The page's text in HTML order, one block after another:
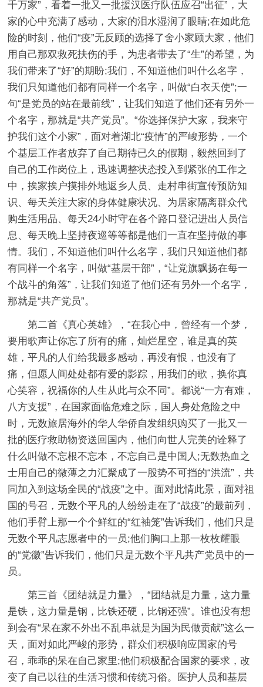
千万家”，看着一批又一批援汉医疗队伍应召“出征”，大
家的心中充满了感动，大家的泪水湿润了眼睛;在如此危
险的时刻，他们“疫”无反顾的选择了舍小家顾大家，他们
用自己那双救死扶伤的手，为患者带去了“生”的希望，为
我们带来了“好”的期盼;我们，不知道他们叫什么名字，
我们只知道他们都有同样一个名字，叫做“白衣天使”;一
句“是党员的站在最前线”，让我们知道了他们还有另外一
个名字，那就是“共产党员”。“你选择保护大家，我来守
护我们这个小家”，面对着湖北“疫情”的严峻形势，一个
个基层工作者放弃了自己期待已久的假期，毅然回到了
自己的工作岗位上，迅速调整状态投入到紧张的工作之
中，挨家挨户摸排外地返乡人员、走村串街宣传预防知
识、每天关注大家的身体健康状况、为居家隔离群众代
购生活用品、每天24小时守在各个路口登记进出人员信
息、每天晚上坚持夜巡等等都是他们一直在坚持做的事
情。我们，不知道他们叫什么名字，我们只知道他们都
有同样一个名字，叫做“基层干部”，“让党旗飘扬在每一
个战斗的角落”，让我们知道了他们还有另外一个名字，
那就是“共产党员”。
第二首《真心英雄》，“在我心中，曾经有一个梦，
要用歌声让你忘了所有的痛，灿烂星空，谁是真的英
雄，平凡的人们给我最多感动，再没有恨，也没有了
痛，但愿人间处处都有爱的影踪，用我们的歌，换你真
心笑容，祝福你的人生从此与众不同”。都说“一方有难，
八方支援”，在国家面临危难之际，国人身处危险之中
时，无数旅居海外的华人华侨自发组织购买了一批又一
批的医疗救助物资送回国内，他们向世人完美的诠释了
什么叫做不忘根不忘本，不忘自己是中国人;无数热血之
士用自己的微薄之力汇聚成了一股势不可挡的“洪流”，共
同加入到这场全民的“战疫”之中。面对此情此景，面对祖
国的号召，无数个平凡的人纷纷走在了“战疫”的最前列，
他们手臂上那一个个鲜红的“红袖笼”告诉我们，他们只是
无数个平凡志愿者中的一员;他们胸口上那一枚枚耀眼
的“党徽”告诉我们，他们只是无数个平凡共产党员中的一
员。
第三首《团结就是力量》，“团结就是力量，这力量
是铁，这力量是钢，比铁还硬，比钢还强”。谁也没有想
到会有“呆在家不外出不乱串就是为国为民做贡献”这么一
天，面对如此严峻的形势，群众们积极响应国家的号
召，乖乖的呆在自己家里;他们积极配合国家的要求，改
变了自己以往的生活习惯和传统习俗。医护人员和基层